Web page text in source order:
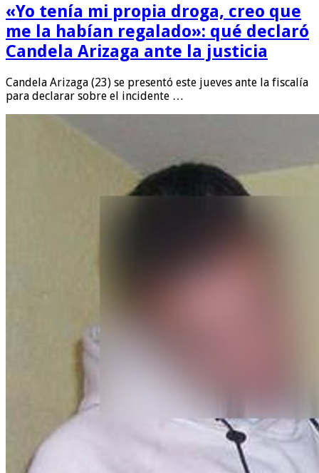
«Yo tenía mi propia droga, creo que
me la habían regalado»: qué declaró
Candela Arizaga ante la justicia
Candela Arizaga (23) se presentó este jueves ante la fiscalía
para declarar sobre el incidente …